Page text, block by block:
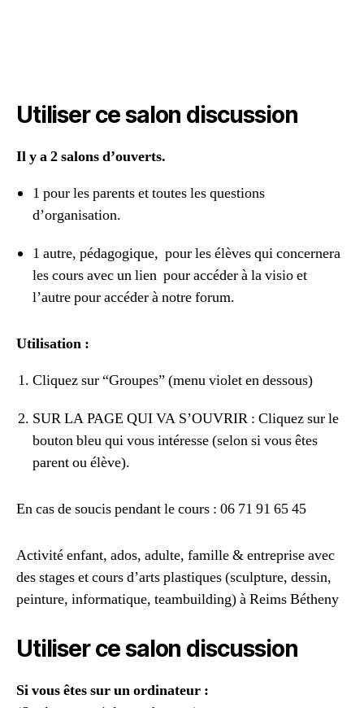
Utiliser ce salon discussion
Il y a 2 salons d’ouverts.
1 pour les parents et toutes les questions
d’organisation.
1 autre, pédagogique, pour les élèves qui concernera
les cours avec un lien pour accéder à la visio et
l’autre pour accéder à notre forum.
Utilisation :
Cliquez sur “Groupes” (menu violet en dessous)
SUR LA PAGE QUI VA S’OUVRIR : Cliquez sur le
bouton bleu qui vous intéresse (selon si vous êtes
parent ou élève).
En cas de soucis pendant le cours : 06 71 91 65 45
Activité enfant, ados, adulte, famille & entreprise avec
des stages et cours d’arts plastiques (sculpture, dessin,
peinture, informatique, teambuilding) à Reims Bétheny
Utiliser ce salon discussion
Si vous êtes sur un ordinateur :